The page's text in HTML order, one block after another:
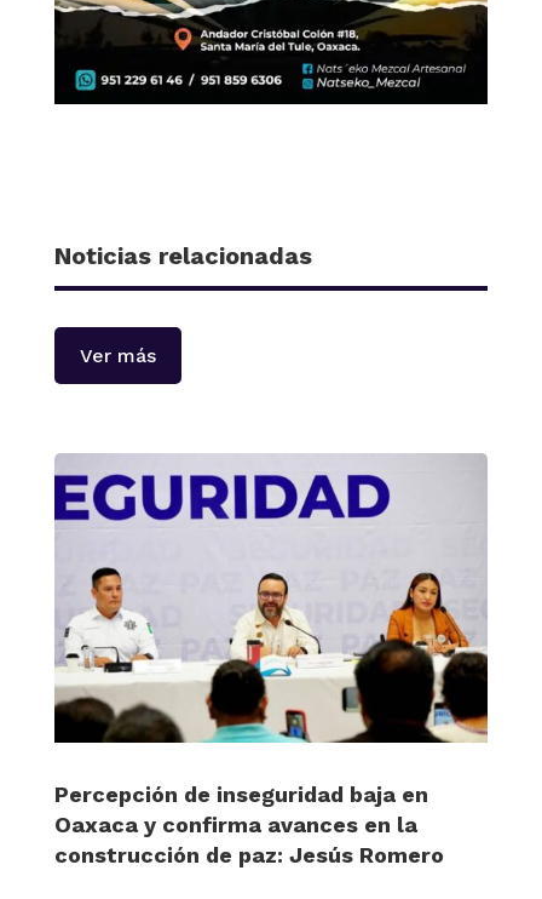
Noticias relacionadas
Ver más
Percepción de inseguridad baja en
Oaxaca y confirma avances en la
construcción de paz: Jesús Romero